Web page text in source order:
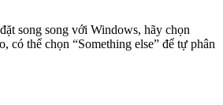
song song với Windows, hãy chọn
thể chọn “Something else” để tự phân